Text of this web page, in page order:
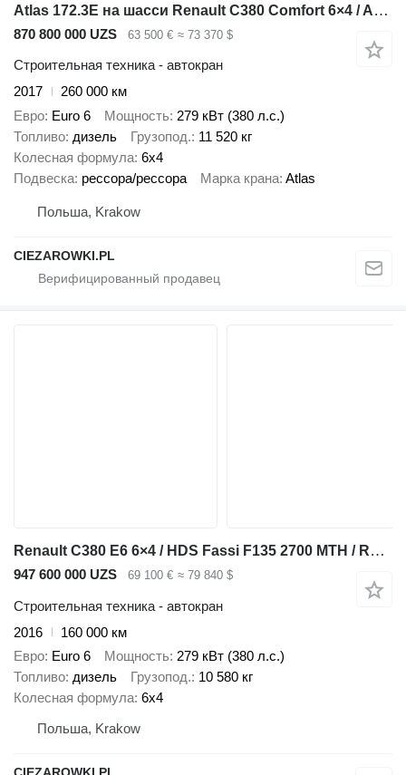
Atlas 172.3E на шасси Renault C380 Comfort 6×4 / Atlas 172.3E crane / Range 12.3 m / capacity
870 800 000 UZS 63 500 € ≈ 73 370 $
Строительная техника - автокран
2017
260 000 км
Евро Euro 6 Мощность 279 кВт (380 л.с.)
Топливо дизель Грузопод. 11 520 кг
Колесная формула 6x4
Подвеска рессора/рессора Марка крана Atlas
Польша, Krakow
CIEZAROWKI.PL
Renault C380 E6 6×4 / HDS Fassi F135 2700 MTH / Range 8 m / 5.6 t liftin
947 600 000 UZS 69 100 € ≈ 79 840 $
Строительная техника - автокран
2016
160 000 км
Евро Euro 6 Мощность 279 кВт (380 л.с.)
Топливо дизель Грузопод. 10 580 кг
Колесная формула 6x4
Польша, Krakow